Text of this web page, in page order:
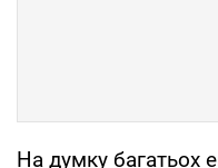
На думку багатьох